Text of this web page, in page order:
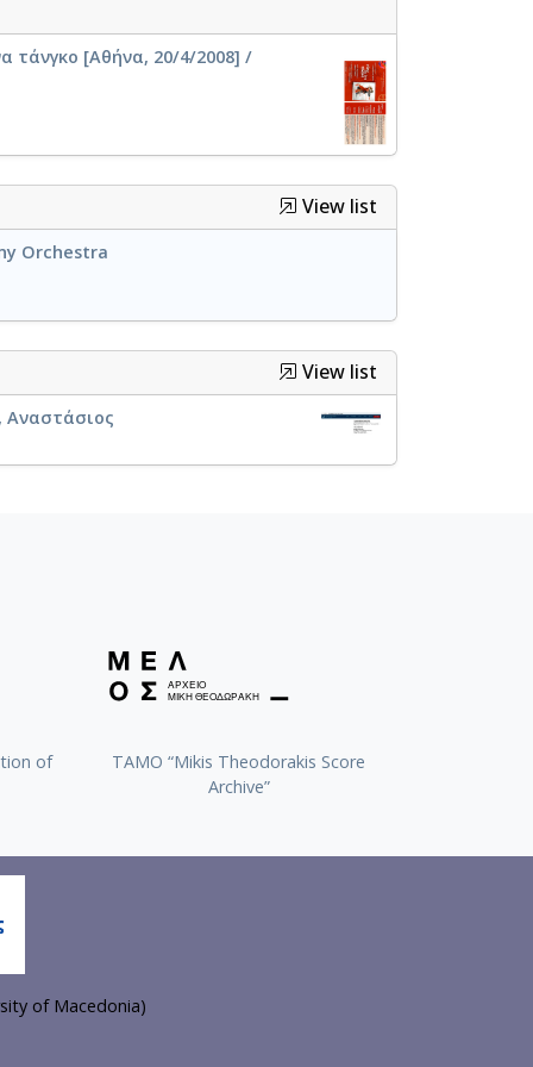
τάνγκο [Αθήνα, 20/4/2008] /
View list
Orchestra
View list
Αναστάσιος
of
TAMO “Mikis Theodorakis Score
Archive”
of Macedonia)